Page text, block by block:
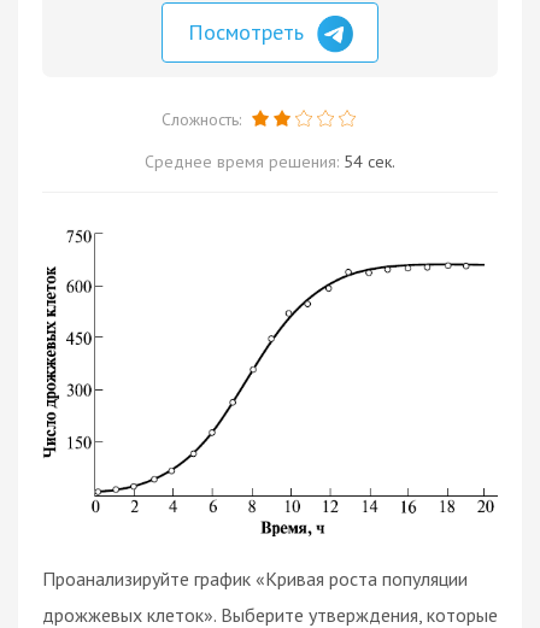
Посмотреть
Сложность:
Среднее время решения: 54 сек.
Проанализируйте график «Кривая роста популяции
дрожжевых клеток». Выберите утверждения, которые